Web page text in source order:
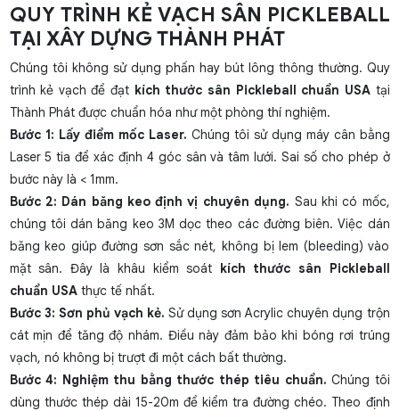
QUY TRÌNH KẺ VẠCH SÂN PICKLEBALL
TẠI XÂY DỰNG THÀNH PHÁT
Chúng tôi không sử dụng phấn hay bút lông thông thường. Quy
trình kẻ vạch để đạt kích thước sân Pickleball chuẩn USAtại
Thành Phát được chuẩn hóa như một phòng thí nghiệm.
Bước 1: Lấy điểm mốc Laser. Chúng tôi sử dụng máy cân bằng
Laser 5 tia để xác định 4 góc sân và tâm lưới. Sai số cho phép ở
bước này là < 1mm.
Bước 2: Dán băng keo định vị chuyên dụng. Sau khi có mốc,
chúng tôi dán băng keo 3M dọc theo các đường biên. Việc dán
băng keo giúp đường sơn sắc nét, không bị lem (bleeding) vào
mặt sân. Đây là khâu kiểm soát kích thước sân Pickleball
chuẩn USAthực tế nhất.
Bước 3: Sơn phủ vạch kẻ. Sử dụng sơn Acrylic chuyên dụng trộn
cát mịn để tăng độ nhám. Điều này đảm bảo khi bóng rơi trúng
vạch, nó không bị trượt đi một cách bất thường.
Bước 4: Nghiệm thu bằng thước thép tiêu chuẩn. Chúng tôi
dùng thước thép dài 15-20m để kiểm tra đường chéo. Theo định